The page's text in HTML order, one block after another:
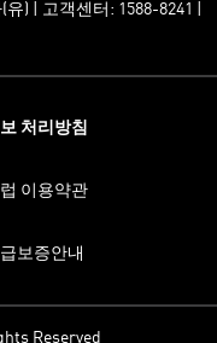
) | 고객센터: 1588-8241 |
처리방침
이용약관
보증안내
Reserved